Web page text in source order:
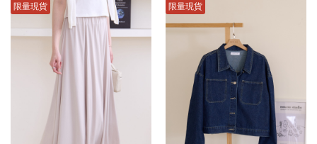
限量現貨 限量現貨